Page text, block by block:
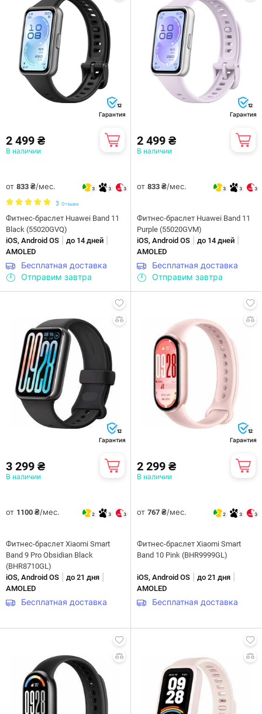
12
Гарантия
2 499 ₴
В наличии
от 833 ₴/мес. 3 3 3
3 Отзыва
Фитнес-браслет Huawei Band 11
Black (55020GVQ)
iOS, Android OS
до 14 дней
AMOLED
Бесплатная доставка
Отправим завтра
12
Гарантия
2 499 ₴
В наличии
от 833 ₴/мес. 3 3 3
Фитнес-браслет Huawei Band 11
Purple (55020GVM)
iOS, Android OS
до 14 дней
AMOLED
Бесплатная доставка
Отправим завтра
12
Гарантия
3 299 ₴
В наличии
от 1100 ₴/мес. 2 3 3
Фитнес-браслет Xiaomi Smart
Band 9 Pro Obsidian Black
(BHR8710GL)
iOS, Android OS
до 21 дня
AMOLED
Бесплатная доставка
12
Гарантия
2 299 ₴
В наличии
от 767 ₴/мес. 2 3 3
Фитнес-браслет Xiaomi Smart
Band 10 Pink (BHR9999GL)
iOS, Android OS до 21 дня
AMOLED
Бесплатная доставка